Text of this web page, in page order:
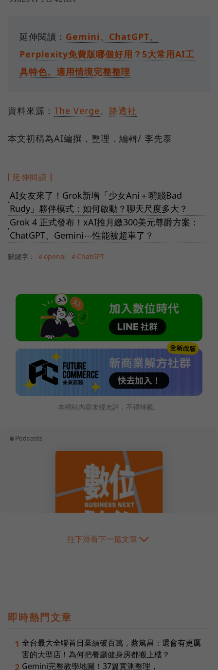
延伸閱讀： Gemini、ChatGPT、
Perplexity免費版哪個好用？5大常用AI工
具特色、適用情境完整整理
資料來源： The Verge 路透社
本文初稿為AI編撰，整理．編輯/ 李先泰
延伸閱讀
●
AI女友來了！Grok新增「少女Ani＋嘴賤Bad
Rudy」夥伴模式：如何啟動？聊天尺度多大？
●
Grok 4 正式發布！xAI推月繳300美元尊爵方案：
ChatGPT、Gemini⋯性能被超車了？
關鍵字： ＃openai ＃ChatGPT
本網站內容未經允許，不得轉載。
往下滑看下一篇文章
即時熱門文章
1 全台最大全聯首日業績破百萬，蔡篤昌：還會有更厲
害的大型店！為何把餐廳健身房都搬上樓？
2 Gemini完整教學地圖！37篇實測整理，